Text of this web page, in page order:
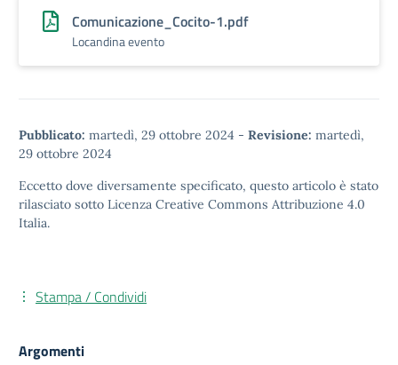
Comunicazione_Cocito-1.pdf
Locandina evento
Pubblicato: martedì, 29 ottobre 2024 - Revisione: martedì,
29 ottobre 2024
Eccetto dove diversamente specificato, questo articolo è stato
rilasciato sotto Licenza Creative Commons Attribuzione 4.0
Italia.
Stampa / Condividi
Argomenti